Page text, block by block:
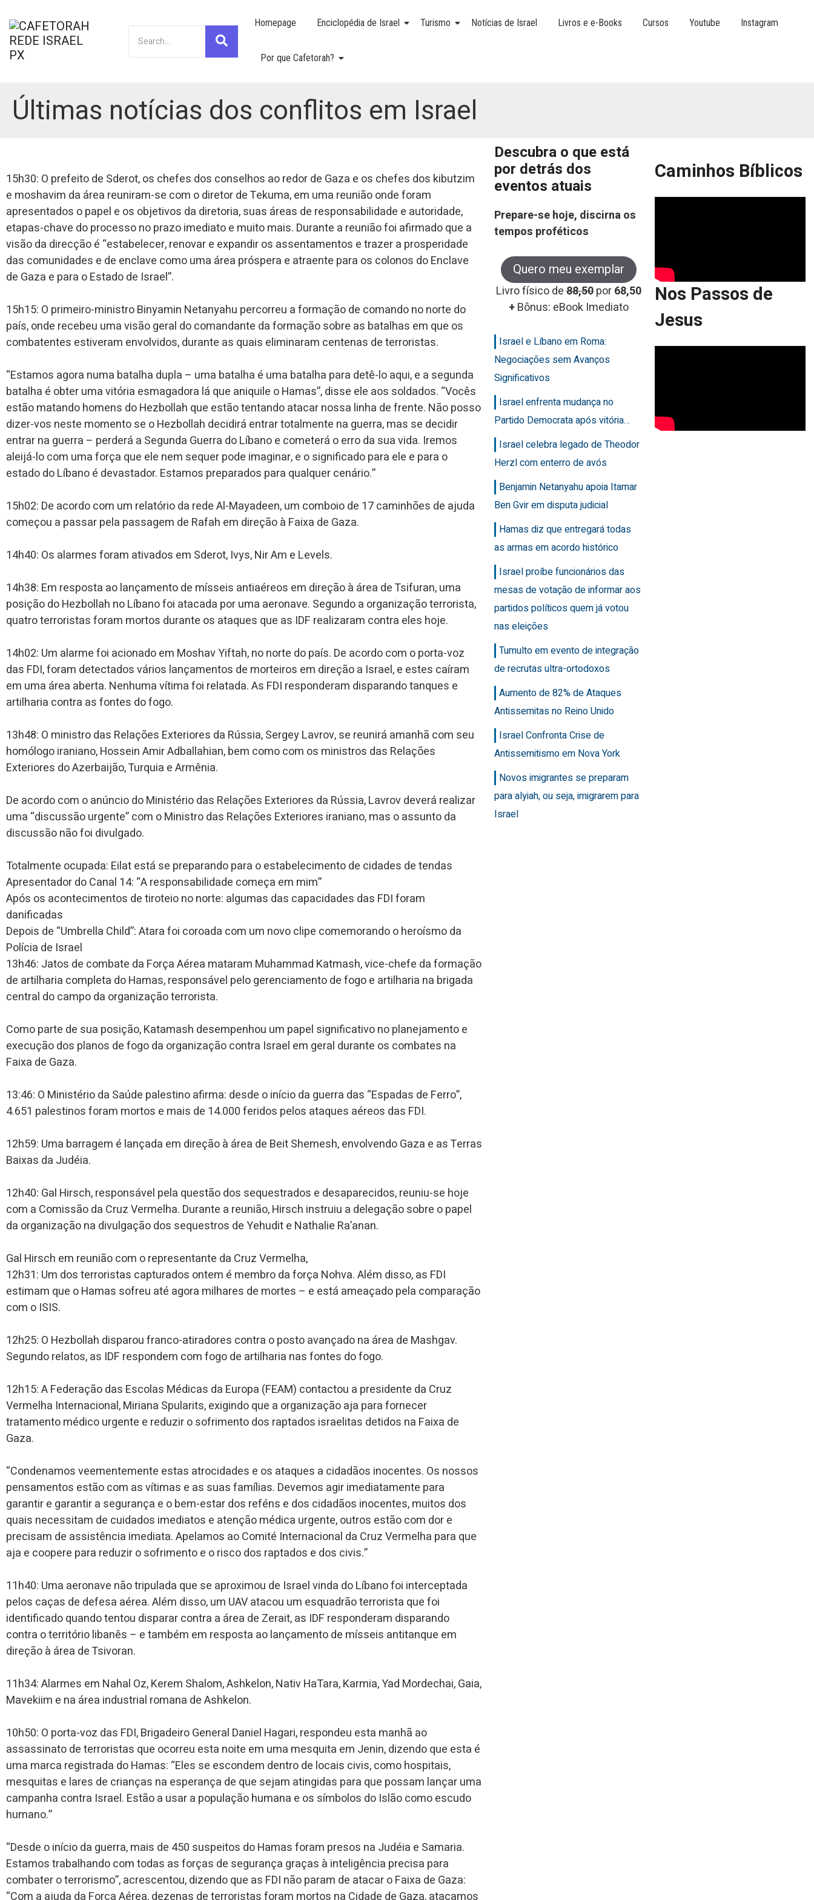
Homepage Enciclopédia de Israel Turismo Notícias de Israel Livros e e-Books Cursos Youtube Instagram
Por que Cafetorah?
Últimas notícias dos conflitos em Israel
15h30: O prefeito de Sderot, os chefes dos conselhos ao redor de Gaza e os chefes dos kibutzim
e moshavim da área reuniram-se com o diretor de Tekuma, em uma reunião onde foram
apresentados o papel e os objetivos da diretoria, suas áreas de responsabilidade e autoridade,
etapas-chave do processo no prazo imediato e muito mais. Durante a reunião foi afirmado que a
visão da direcção é “estabelecer, renovar e expandir os assentamentos e trazer a prosperidade
das comunidades e de enclave como uma área próspera e atraente para os colonos do Enclave
de Gaza e para o Estado de Israel”.
15h15: O primeiro-ministro Binyamin Netanyahu percorreu a formação de comando no norte do
país, onde recebeu uma visão geral do comandante da formação sobre as batalhas em que os
combatentes estiveram envolvidos, durante as quais eliminaram centenas de terroristas.
“Estamos agora numa batalha dupla – uma batalha é uma batalha para detê-lo aqui, e a segunda
batalha é obter uma vitória esmagadora lá que aniquile o Hamas”, disse ele aos soldados. “Vocês
estão matando homens do Hezbollah que estão tentando atacar nossa linha de frente. Não posso
dizer-vos neste momento se o Hezbollah decidirá entrar totalmente na guerra, mas se decidir
entrar na guerra – perderá a Segunda Guerra do Líbano e cometerá o erro da sua vida. Iremos
aleijá-lo com uma força que ele nem sequer pode imaginar, e o significado para ele e para o
estado do Líbano é devastador. Estamos preparados para qualquer cenário.”
15h02: De acordo com um relatório da rede Al-Mayadeen, um comboio de 17 caminhões de ajuda
começou a passar pela passagem de Rafah em direção à Faixa de Gaza.
14h40: Os alarmes foram ativados em Sderot, Ivys, Nir Am e Levels.
14h38: Em resposta ao lançamento de mísseis antiaéreos em direção à área de Tsifuran, uma
posição do Hezbollah no Líbano foi atacada por uma aeronave. Segundo a organização terrorista,
quatro terroristas foram mortos durante os ataques que as IDF realizaram contra eles hoje.
14h02: Um alarme foi acionado em Moshav Yiftah, no norte do país. De acordo com o porta-voz
das FDI, foram detectados vários lançamentos de morteiros em direção a Israel, e estes caíram
em uma área aberta. Nenhuma vítima foi relatada. As FDI responderam disparando tanques e
artilharia contra as fontes do fogo.
13h48: O ministro das Relações Exteriores da Rússia, Sergey Lavrov, se reunirá amanhã com seu
homólogo iraniano, Hossein Amir Adballahian, bem como com os ministros das Relações
Exteriores do Azerbaijão, Turquia e Armênia.
De acordo com o anúncio do Ministério das Relações Exteriores da Rússia, Lavrov deverá realizar
uma “discussão urgente” com o Ministro das Relações Exteriores iraniano, mas o assunto da
discussão não foi divulgado.
Totalmente ocupada: Eilat está se preparando para o estabelecimento de cidades de tendas
Apresentador do Canal 14: “A responsabilidade começa em mim”
Após os acontecimentos de tiroteio no norte: algumas das capacidades das FDI foram
danificadas
Depois de “Umbrella Child”: Atara foi coroada com um novo clipe comemorando o heroísmo da
Polícia de Israel
13h46: Jatos de combate da Força Aérea mataram Muhammad Katmash, vice-chefe da formação
de artilharia completa do Hamas, responsável pelo gerenciamento de fogo e artilharia na brigada
central do campo da organização terrorista.
Como parte de sua posição, Katamash desempenhou um papel significativo no planejamento e
execução dos planos de fogo da organização contra Israel em geral durante os combates na
Faixa de Gaza.
13:46: O Ministério da Saúde palestino afirma: desde o início da guerra das “Espadas de Ferro”,
4.651 palestinos foram mortos e mais de 14.000 feridos pelos ataques aéreos das FDI.
12h59: Uma barragem é lançada em direção à área de Beit Shemesh, envolvendo Gaza e as Terras
Baixas da Judéia.
12h40: Gal Hirsch, responsável pela questão dos sequestrados e desaparecidos, reuniu-se hoje
com a Comissão da Cruz Vermelha. Durante a reunião, Hirsch instruiu a delegação sobre o papel
da organização na divulgação dos sequestros de Yehudit e Nathalie Ra’anan.
Gal Hirsch em reunião com o representante da Cruz Vermelha,
12h31: Um dos terroristas capturados ontem é membro da força Nohva. Além disso, as FDI
estimam que o Hamas sofreu até agora milhares de mortes – e está ameaçado pela comparação
com o ISIS.
12h25: O Hezbollah disparou franco-atiradores contra o posto avançado na área de Mashgav.
Segundo relatos, as IDF respondem com fogo de artilharia nas fontes do fogo.
12h15: A Federação das Escolas Médicas da Europa (FEAM) contactou a presidente da Cruz
Vermelha Internacional, Miriana Spularits, exigindo que a organização aja para fornecer
tratamento médico urgente e reduzir o sofrimento dos raptados israelitas detidos na Faixa de
Gaza.
“Condenamos veementemente estas atrocidades e os ataques a cidadãos inocentes. Os nossos
pensamentos estão com as vítimas e as suas famílias. Devemos agir imediatamente para
garantir e garantir a segurança e o bem-estar dos reféns e dos cidadãos inocentes, muitos dos
quais necessitam de cuidados imediatos e atenção médica urgente, outros estão com dor e
precisam de assistência imediata. Apelamos ao Comité Internacional da Cruz Vermelha para que
aja e coopere para reduzir o sofrimento e o risco dos raptados e dos civis.”
11h40: Uma aeronave não tripulada que se aproximou de Israel vinda do Líbano foi interceptada
pelos caças de defesa aérea. Além disso, um UAV atacou um esquadrão terrorista que foi
identificado quando tentou disparar contra a área de Zerait, as IDF responderam disparando
contra o território libanês – e também em resposta ao lançamento de mísseis antitanque em
direção à área de Tsivoran.
11h34: Alarmes em Nahal Oz, Kerem Shalom, Ashkelon, Nativ HaTara, Karmia, Yad Mordechai, Gaia,
Mavekiim e na área industrial romana de Ashkelon.
10h50: O porta-voz das FDI, Brigadeiro General Daniel Hagari, respondeu esta manhã ao
assassinato de terroristas que ocorreu esta noite em uma mesquita em Jenin, dizendo que esta é
uma marca registrada do Hamas: “Eles se escondem dentro de locais civis, como hospitais,
mesquitas e lares de crianças na esperança de que sejam atingidas para que possam lançar uma
campanha contra Israel. Estão a usar a população humana e os símbolos do Islão como escudo
humano.”
“Desde o início da guerra, mais de 450 suspeitos do Hamas foram presos na Judéia e Samaria.
Estamos trabalhando com todas as forças de segurança graças à inteligência precisa para
combater o terrorismo”, acrescentou, dizendo que as FDI não param de atacar o Faixa de Gaza:
“Com a ajuda da Força Aérea, dezenas de terroristas foram mortos na Cidade de Gaza, atacamos
Descubra o que está
por detrás dos
eventos atuais
Prepare-se hoje, discirna os
tempos proféticos
Quero meu exemplar
Livro físico de88,50 por68,50
+Bônus: eBook Imediato
Israel e Líbano em Roma:
Negociações sem Avanços
Significativos
Israel enfrenta mudança no
Partido Democrata após vitória…
Israel celebra legado de Theodor
Herzl com enterro de avós
Benjamin Netanyahu apoia Itamar
Ben Gvir em disputa judicial
Hamas diz que entregará todas
as armas em acordo histórico
Israel proíbe funcionários das
mesas de votação de informar aos
partidos políticos quem já votou
nas eleições
Tumulto em evento de integração
de recrutas ultra-ortodoxos
Aumento de 82% de Ataques
Antissemitas no Reino Unido
Israel Confronta Crise de
Antissemitismo em Nova York
Novos imigrantes se preparam
para alyiah, ou seja, imigrarem para
Israel
Caminhos Bíblicos
Nos Passos de
Jesus